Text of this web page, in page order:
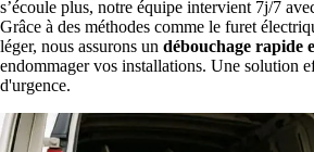
s’écoule plus, notre équipe intervient 7j/7
Grâce à des méthodes comme le furet
léger, nous assurons un débouchage rapide
endommager vos installations. Une solution
d'urgence.